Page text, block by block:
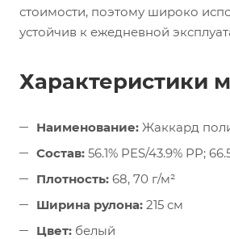
стоимости, поэтому широко
устойчив к ежедневной
Характеристики
Наименование: Жаккард
Состав: 56.1% PES/43.9% PP;
Плотность: 68, 70 г/м²
Ширина рулона: 215 см
Цвет: белый